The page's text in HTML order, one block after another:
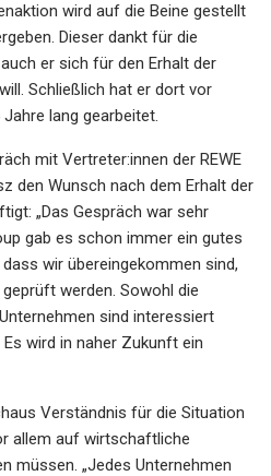
wird auf die Beine gestellt
Dieser dankt für die
er sich für den Erhalt der
Schließlich hat er dort vor
lang gearbeitet.
mit Vertreter:innen der REWE
den Wunsch nach dem Erhalt der
„Das Gespräch war sehr
gab es schon immer ein gutes
wir übereingekommen sind,
werden. Sowohl die
sind interessiert
wird in naher Zukunft ein
Verständnis für die Situation
allem auf wirtschaftliche
müssen. „Jedes Unternehmen